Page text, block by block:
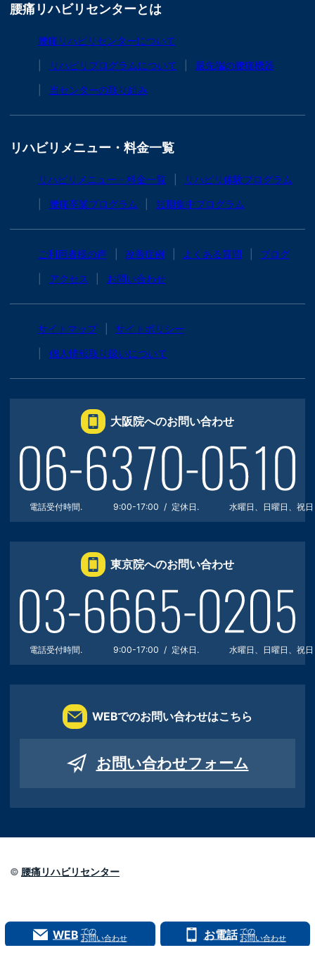
WEB での
お問い合わせ お電話 での
お問い合わせ
腰痛リハビリセンターとは
腰痛リハビリセンターについて
リハビリプログラムについて 最先端の腰痛機器
当センターの取り組み
リハビリメニュー・料金一覧
リハビリメニュー・料金一覧 リハビリ体験プログラム
腰痛卒業プログラム 短期集中プログラム
ご利用者様の声 改善症例 よくある質問 ブログ
アクセス お問い合わせ
サイトマップ サイトポリシー
個人情報取り扱いについて
大阪院へのお問い合わせ
電話受付時間. 9:00-17:00 定休日. 水曜日、日曜日、祝日
東京院へのお問い合わせ
電話受付時間. 9:00-17:00 定休日. 水曜日、日曜日、祝日
WEBでのお問い合わせはこちら
お問い合わせフォーム
© 腰痛リハビリセンター